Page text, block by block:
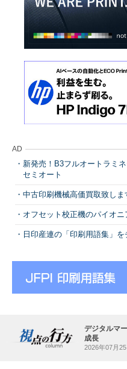
AD
新発売！B3フルオートラミ
セミオート
中古印刷機械高価買取致し
オフセット校正機のパイオ
日印産連の「印刷用語集」を
デジタルマ
成長
2026年07月25